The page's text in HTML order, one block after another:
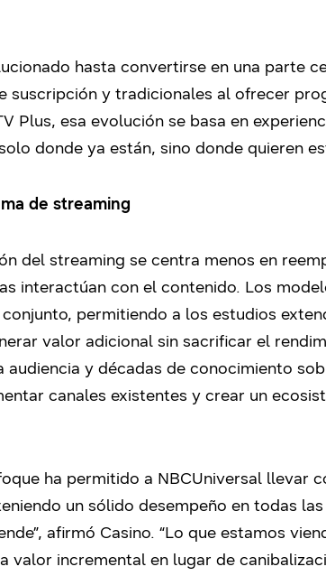
hasta convertirse en una parte
suscripción y tradicionales al ofrecer
Plus, esa evolución se basa en
donde ya están, sino donde quieren
de streaming
del streaming se centra menos en
interactúan con el contenido. Los
permitiendo a los estudios
valor adicional sin sacrificar el
y décadas de conocimiento
canales existentes y crear un
ha permitido a NBCUniversal llevar
un sólido desempeño en todas
afirmó Casino. “Lo que estamos
valor incremental en lugar de